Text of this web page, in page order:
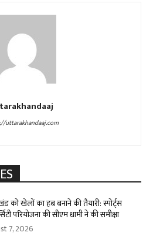
uttarakhandaaj.com
को खेलों का हब बनाने की तैयारी: स्पोर्ट्स
परियोजना की सीएम धामी ने की समीक्षा
7, 2026